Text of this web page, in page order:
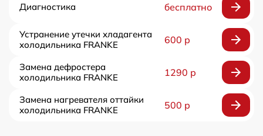
Диагностика бесплатно
Устранение утечки хладагента
холодильника FRANKE
600 р
Замена дефростера
холодильника FRANKE
1290 р
Замена нагревателя оттайки
холодильника FRANKE
500 р